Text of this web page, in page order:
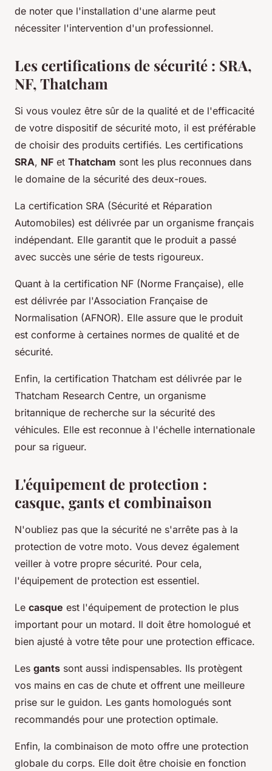
de noter que l'installation d'une alarme peut
nécessiter l'intervention d'un professionnel.
Les certifications de sécurité : SRA,
NF, Thatcham
Si vous voulez être sûr de la qualité et de l'efficacité
de votre dispositif de sécurité moto, il est préférable
de choisir des produits certifiés. Les certifications
SRA, NF et Thatcham sont les plus reconnues dans
le domaine de la sécurité des deux-roues.
La certification SRA (Sécurité et Réparation
Automobiles) est délivrée par un organisme français
indépendant. Elle garantit que le produit a passé
avec succès une série de tests rigoureux.
Quant à la certification NF (Norme Française), elle
est délivrée par l'Association Française de
Normalisation (AFNOR). Elle assure que le produit
est conforme à certaines normes de qualité et de
sécurité.
Enfin, la certification Thatcham est délivrée par le
Thatcham Research Centre, un organisme
britannique de recherche sur la sécurité des
véhicules. Elle est reconnue à l'échelle internationale
pour sa rigueur.
L'équipement de protection :
casque, gants et combinaison
N'oubliez pas que la sécurité ne s'arrête pas à la
protection de votre moto. Vous devez également
veiller à votre propre sécurité. Pour cela,
l'équipement de protection est essentiel.
Le casque est l'équipement de protection le plus
important pour un motard. Il doit être homologué et
bien ajusté à votre tête pour une protection efficace.
Les gants sont aussi indispensables. Ils protègent
vos mains en cas de chute et offrent une meilleure
prise sur le guidon. Les gants homologués sont
recommandés pour une protection optimale.
Enfin, la combinaison de moto offre une protection
globale du corps. Elle doit être choisie en fonction